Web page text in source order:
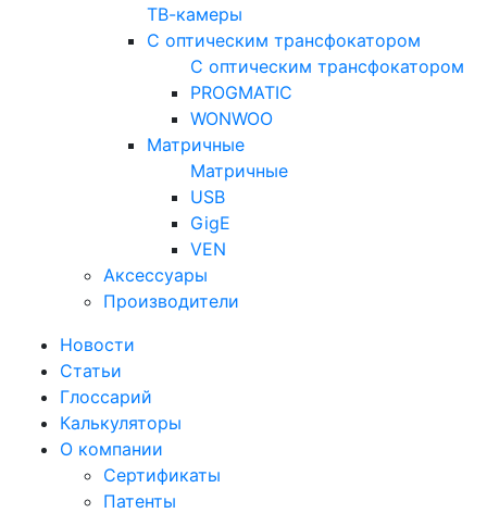
ТВ-камеры
С оптическим трансфокатором
С оптическим трансфокатором
PROGMATIC
WONWOO
Матричные
Матричные
USB
GigE
VEN
Аксессуары
Производители
Новости
Статьи
Глоссарий
Калькуляторы
О компании
Сертификаты
Патенты